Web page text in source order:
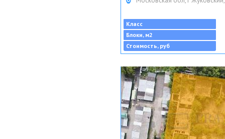
Класс
Блоки, м2
Стоимость, руб